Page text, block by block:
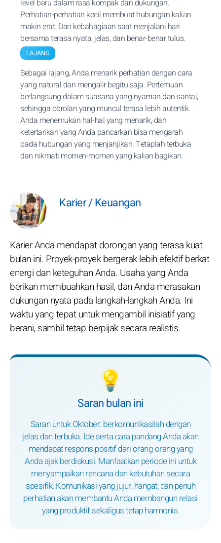
level baru dalam rasa kompak dan dukungan.
Perhatian-perhatian kecil membuat hubungan kalian
makin erat. Dan kebahagiaan saat menjalani hari
bersama terasa nyata, jelas, dan benar-benar tulus.
LAJANG
Sebagai lajang, Anda menarik perhatian dengan cara
yang natural dan mengalir begitu saja. Pertemuan
berlangsung dalam suasana yang nyaman dan santai,
sehingga obrolan yang muncul terasa lebih autentik.
Anda menemukan hal-hal yang menarik, dan
ketertarikan yang Anda pancarkan bisa mengarah
pada hubungan yang menjanjikan. Tetaplah terbuka
dan nikmati momen-momen yang kalian bagikan.
Karier / Keuangan
Karier Anda mendapat dorongan yang terasa kuat
bulan ini. Proyek-proyek bergerak lebih efektif berkat
energi dan keteguhan Anda. Usaha yang Anda
berikan membuahkan hasil, dan Anda merasakan
dukungan nyata pada langkah-langkah Anda. Ini
waktu yang tepat untuk mengambil inisiatif yang
berani, sambil tetap berpijak secara realistis.
💡
Saran bulan ini
Saran untuk Oktober: berkomunikasilah dengan
jelas dan terbuka. Ide serta cara pandang Anda akan
mendapat respons positif dari orang-orang yang
Anda ajak berdiskusi. Manfaatkan periode ini untuk
menyampaikan rencana dan kebutuhan secara
spesifik. Komunikasi yang jujur, hangat, dan penuh
perhatian akan membantu Anda membangun relasi
yang produktif sekaligus tetap harmonis.